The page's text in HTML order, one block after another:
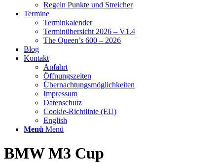
Regeln Punkte und Streicher
Termine
Terminkalender
Terminübersicht 2026 – V1.4
The Queen’s 600 – 2026
Blog
Kontakt
Anfahrt
Öffnungszeiten
Übernachtungsmöglichkeiten
Impressum
Datenschutz
Cookie-Richtlinie (EU)
English
Menü Menü
BMW M3 Cup